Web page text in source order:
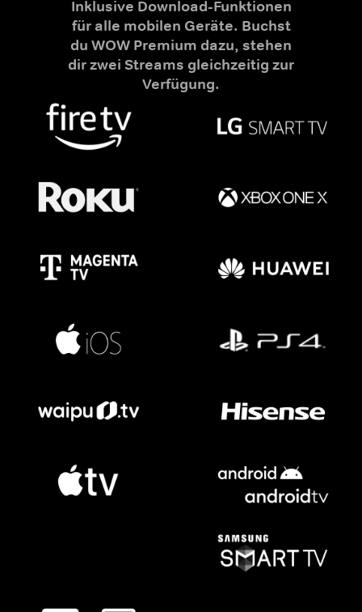
Inklusive Download-Funktionen
für alle mobilen Geräte. Buchst
du WOW Premium dazu, stehen
dir zwei Streams gleichzeitig zur
Verfügung.